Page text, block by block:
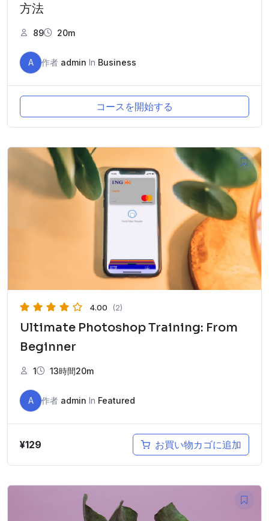
方法
89 20m
A 作者 admin In Business
コースを開始する
4.00 (2)
Ultimate Photoshop Training: From
Beginner
1 13時間20m
A 作者 admin In Featured
¥129 お買い物カゴに追加